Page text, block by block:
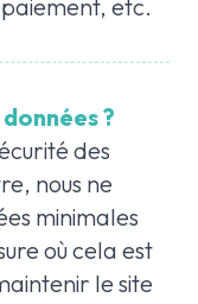
etc.
?
des
nous ne
minimales
où cela est
le site